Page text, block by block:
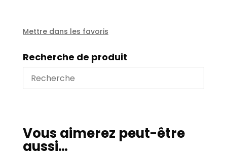
Mettre dans les favoris
Recherche de produit
Vous aimerez peut-être
aussi…